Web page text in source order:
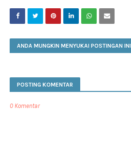
ANDA MUNGKIN MENYUKAI POSTINGAN INI
POSTING KOMENTAR
0 Komentar